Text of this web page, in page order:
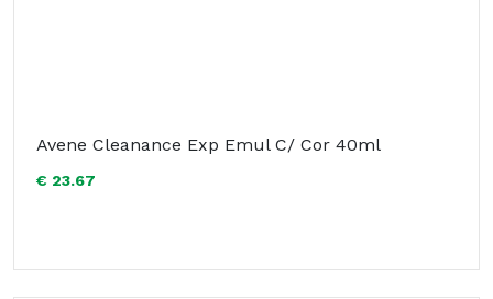
Avene Cleanance Exp Emul C/ Cor 40ml
€ 23.67